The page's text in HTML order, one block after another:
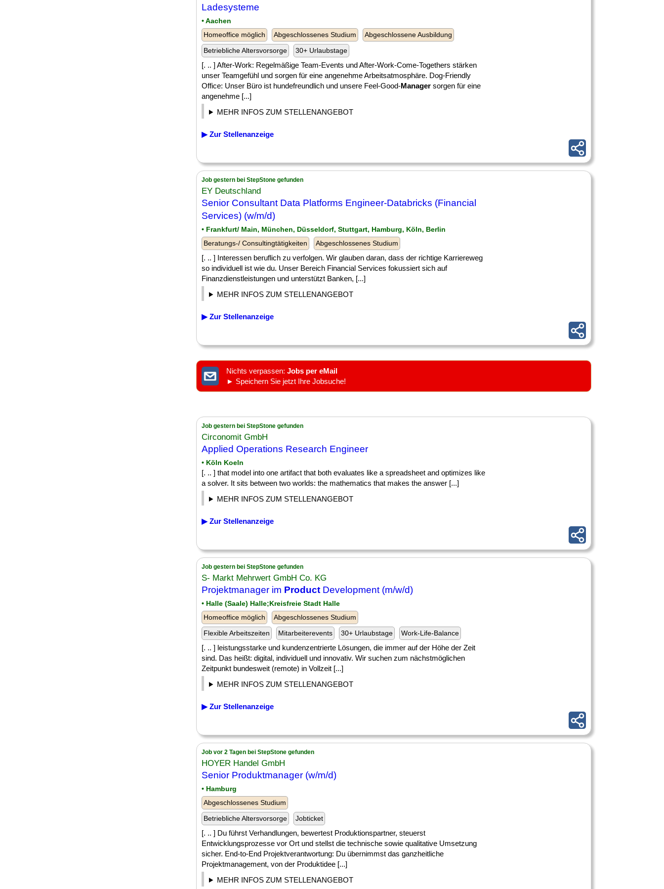
Ladesysteme
• Aachen
Homeoffice möglich
Abgeschlossenes Studium
Abgeschlossene Ausbildung
Betriebliche Altersvorsorge
30+ Urlaubstage
[. .. ] After-Work: Regelmäßige Team-Events und After-Work-Come-Togethers stärken
unser Teamgefühl und sorgen für eine angenehme Arbeitsatmosphäre. Dog-Friendly
Office: Unser Büro ist hundefreundlich und unsere Feel-Good-Manager sorgen für eine
angenehme [...]
MEHR INFOS ZUM STELLENANGEBOT
▶ Zur Stellenanzeige
Job gestern bei StepStone gefunden
EY Deutschland
Senior Consultant Data Platforms Engineer-Databricks (Financial
Services) (w/m/d)
• Frankfurt/ Main, München, Düsseldorf, Stuttgart, Hamburg, Köln, Berlin
Beratungs-/ Consultingtätigkeiten
Abgeschlossenes Studium
[. .. ] Interessen beruflich zu verfolgen. Wir glauben daran, dass der richtige Karriereweg
so individuell ist wie du. Unser Bereich Financial Services fokussiert sich auf
Finanzdienstleistungen und unterstützt Banken, [...]
MEHR INFOS ZUM STELLENANGEBOT
▶ Zur Stellenanzeige
Nichts verpassen: Jobs per eMail
► Speichern Sie jetzt Ihre Jobsuche!
Job gestern bei StepStone gefunden
Circonomit GmbH
Applied Operations Research Engineer
• Köln Koeln
[. .. ] that model into one artifact that both evaluates like a spreadsheet and optimizes like
a solver. It sits between two worlds: the mathematics that makes the answer [...]
MEHR INFOS ZUM STELLENANGEBOT
▶ Zur Stellenanzeige
Job gestern bei StepStone gefunden
S- Markt Mehrwert GmbH Co. KG
Projektmanager im Product Development (m/w/d)
• Halle (Saale) Halle;Kreisfreie Stadt Halle
Homeoffice möglich
Abgeschlossenes Studium
Flexible Arbeitszeiten
Mitarbeiterevents 30+ Urlaubstage Work-Life-Balance
[. .. ] leistungsstarke und kundenzentrierte Lösungen, die immer auf der Höhe der Zeit
sind. Das heißt: digital, individuell und innovativ. Wir suchen zum nächstmöglichen
Zeitpunkt bundesweit (remote) in Vollzeit [...]
MEHR INFOS ZUM STELLENANGEBOT
▶ Zur Stellenanzeige
Job vor 2 Tagen bei StepStone gefunden
HOYER Handel GmbH
Senior Produktmanager (w/m/d)
• Hamburg
Abgeschlossenes Studium
Betriebliche Altersvorsorge
Jobticket
[. .. ] Du führst Verhandlungen, bewertest Produktionspartner, steuerst
Entwicklungsprozesse vor Ort und stellst die technische sowie qualitative Umsetzung
sicher. End-to-End Projektverantwortung: Du übernimmst das ganzheitliche
Projektmanagement, von der Produktidee [...]
MEHR INFOS ZUM STELLENANGEBOT